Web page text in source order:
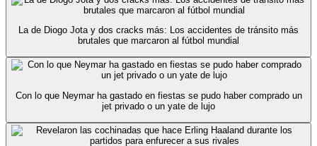
La de Diogo Jota y dos cracks más: Los accidentes de tránsito más
brutales que marcaron al fútbol mundial
Con lo que Neymar ha gastado en fiestas se pudo haber comprado un
jet privado o un yate de lujo